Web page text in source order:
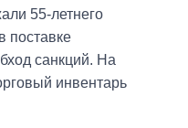
55-летнего
поставке
санкций. На
инвентарь